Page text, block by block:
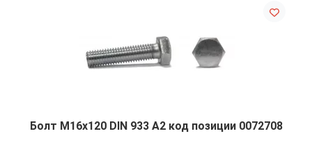
Болт М16х120 DIN 933 A2 код позиции 0072708